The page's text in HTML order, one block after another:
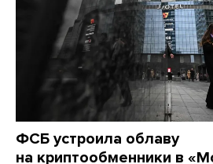
ФСБ устроила облаву
на криптообменники в